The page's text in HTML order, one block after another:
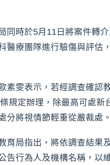
同時於5月11日將案件轉
醫療團隊進行驗傷與評估
素雯表示，若經調查確認
規定辦理，除最高可處
分將視情節輕重從嚴裁處。
育局指出，將依調查結果
告行為人及機構名稱，以